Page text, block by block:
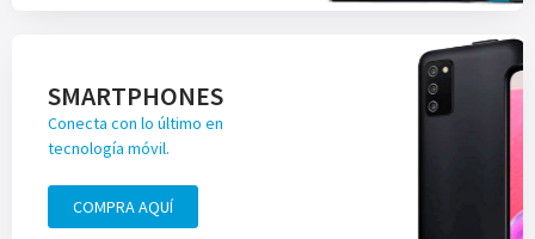
SMARTPHONES
Conecta con lo último en
tecnología móvil.
COMPRA AQUÍ